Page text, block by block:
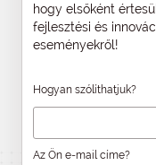
hogy elsőként
fejlesztési és
eseményekről!
Hogyan szólíthatjuk?
Az Ön e-mail címe?